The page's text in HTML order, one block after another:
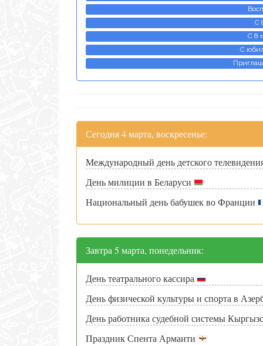
С
С 8
С
Сегодня 4 марта, воскресенье:
Международный день детского
День милиции в Беларуси
Национальный день бабушек во Франции
Завтра 5 марта, понедельник:
День театрального кассира
День физической культуры и спорта в
День работника судебной системы
Праздник Спента Армаити